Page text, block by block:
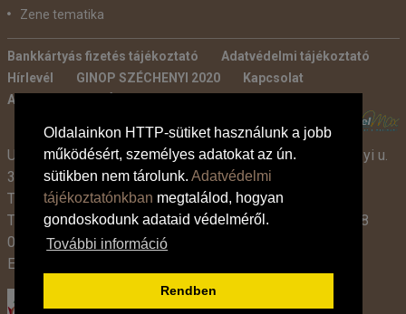
Oldalainkon HTTP-sütiket használunk a jobb
működésért, személyes adatokat az ún.
sütikben nem tárolunk. Adatvédelmi
tájékoztatónkban megtalálod, hogyan
gondoskodunk adataid védelméről.
További információ
Rendben
Zene tematika
Bankkártyás fizetés tájékoztató
Adatvédelmi tájékoztató
Hírlevél
GINOP SZÉCHENYI 2020
Kapcsolat
Ajánlatkérés
Utazási Iroda -TdM Travel Tours Kft. 2600 Vác, Széchenyi u.
3-7.
Tel:
+36 30 331 3359
Tel:
+36 27 319 381, 319 382 (09:00-17:00-ig),
+36 1 408
0134 (09:00-15:00-ig)
E-mail: